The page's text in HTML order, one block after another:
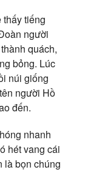
tiếng
người
quách,
bỏng. Lúc
núi giống
người Hồ
đến.
nhanh
hét vang cái
là bọn chúng